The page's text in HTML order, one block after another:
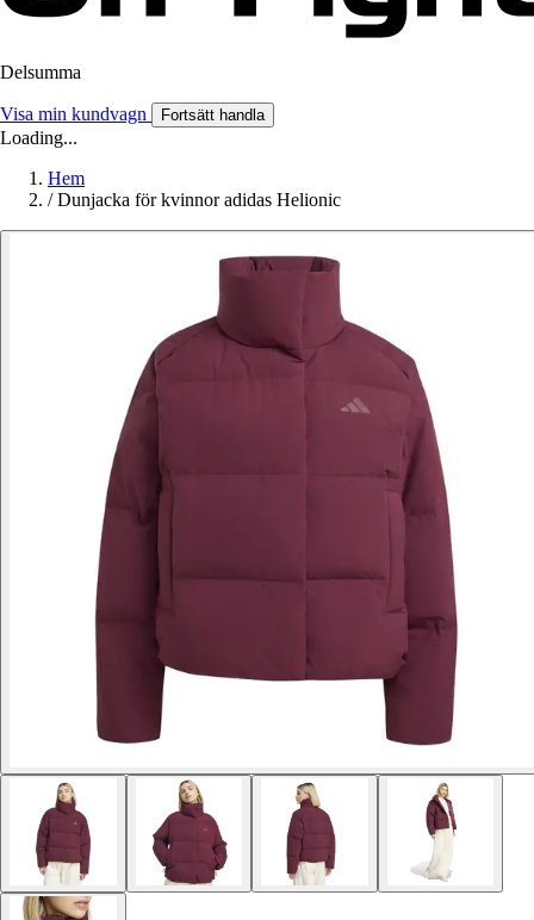
Delsumma
Visa min kundvagn Fortsätt handla
Loading...
Hem
/ Dunjacka för kvinnor adidas Helionic